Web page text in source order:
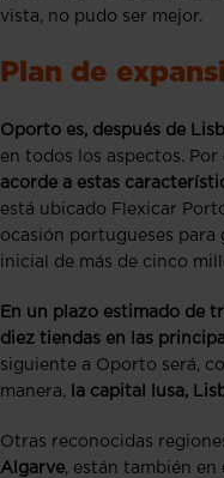
vista, no pudo ser mejor.
Plan de
Oporto es, después de
en todos los aspectos. Por
acorde a estas
está ubicado Flexicar
ocasión portugueses para
inicial de más de cinco
En un plazo estimado de
diez tiendas en las
siguiente a Oporto será,
manera,
la capital lusa,
Otras reconocidas
Algarve, están también en